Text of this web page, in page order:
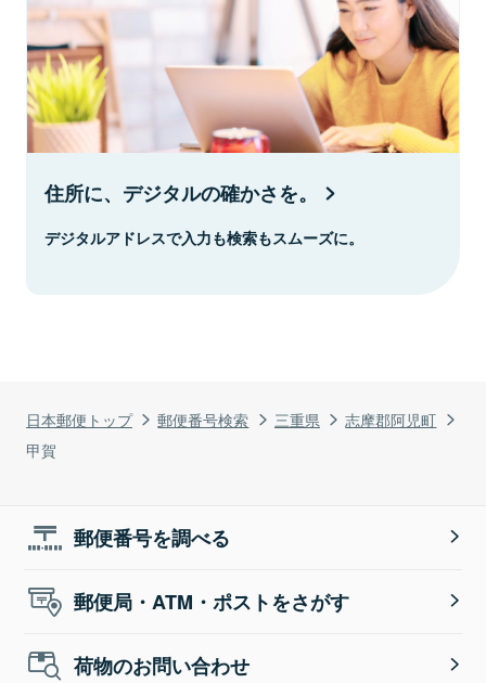
日本郵便トップ 郵便番号検索 三重県
志摩郡阿児町
甲賀
住所に、デジタルの確かさを。
デジタルアドレスで入力も検索もスムーズに。
郵便番号を調べる
郵便局・ATM・ポストをさがす
荷物のお問い合わせ